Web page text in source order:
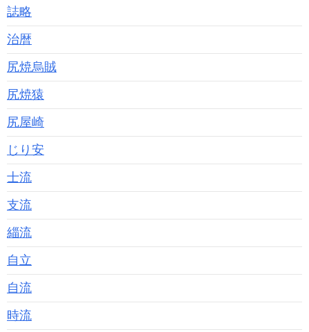
誌略
治暦
尻焼烏賊
尻焼猿
尻屋崎
じり安
士流
支流
緇流
自立
自流
時流